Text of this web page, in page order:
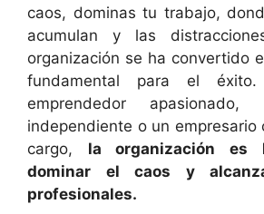
caos, dominas tu trabajo,
acumulan y las
organización se ha convertido
fundamental para el
emprendedor
independiente o un empresario
cargo, la organización es
dominar el caos y
profesionales.